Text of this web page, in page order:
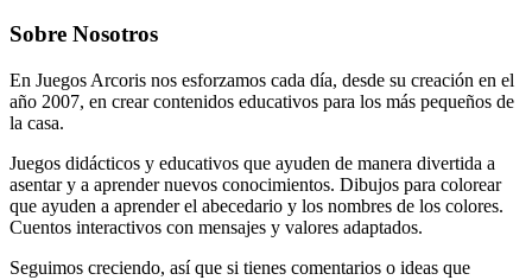
Sobre Nosotros
En Juegos Arcoris nos esforzamos cada día, desde su creación en el
año 2007, en crear contenidos educativos para los más pequeños de
la casa.
Juegos didácticos y educativos que ayuden de manera divertida a
asentar y a aprender nuevos conocimientos. Dibujos para colorear
que ayuden a aprender el abecedario y los nombres de los colores.
Cuentos interactivos con mensajes y valores adaptados.
Seguimos creciendo, así que si tienes comentarios o ideas que